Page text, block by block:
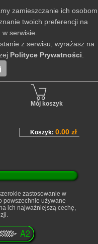
Mój koszyk
zastosowanie w
powszechnie używane
ich najważniejszą cechę,
Koszyk:0.00 zł
zamieszczanie ich osobom
twoich preferencji na
serwisie.
z serwisu, wyrażasz na
Polityce Prywatności